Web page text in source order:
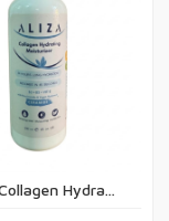
Hydra...